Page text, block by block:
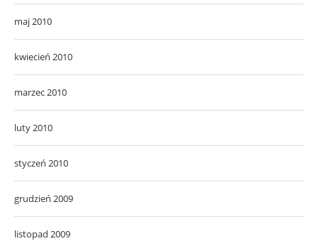
maj 2010
kwiecień 2010
marzec 2010
luty 2010
styczeń 2010
grudzień 2009
listopad 2009